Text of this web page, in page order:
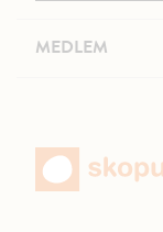
MEDLEM